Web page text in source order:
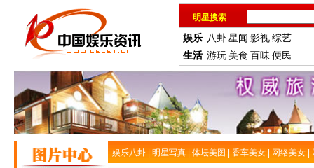
明星搜索
娱乐 八卦星闻 影视综艺
生活 游玩 美食 百味便民
娱乐八卦 明星写真 体坛美图 香车美女 网络美女